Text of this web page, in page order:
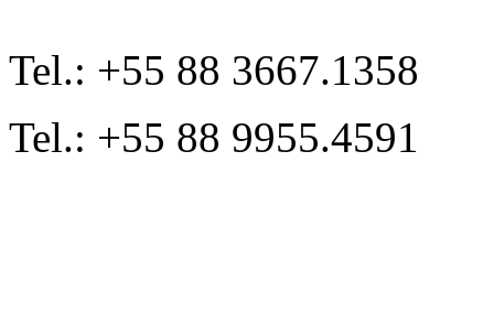
Tel.: +55 88 3667.1358
Tel.: +55 88 9955.4591